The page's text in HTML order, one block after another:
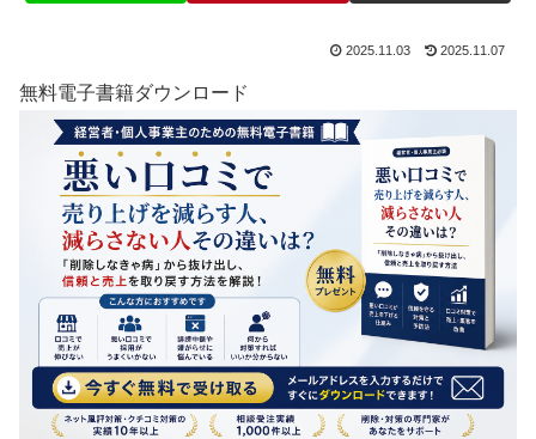
2025.11.03 2025.11.07
無料電子書籍ダウンロード